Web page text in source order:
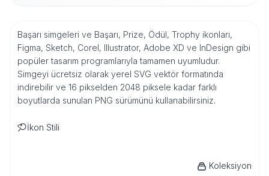
Başarı simgeleri ve Başarı, Prize, Ödül, Trophy ikonları,
Figma, Sketch, Corel, Illustrator, Adobe XD ve InDesign gibi
popüler tasarım programlarıyla tamamen uyumludur.
Simgeyi ücretsiz olarak yerel SVG vektör formatında
indirebilir ve 16 pikselden 2048 piksele kadar farklı
boyutlarda sunulan PNG sürümünü kullanabilirsiniz.
İkon Stili
Koleksiyon